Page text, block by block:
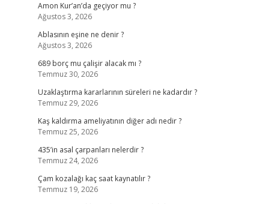
Amon Kur’an’da geçiyor mu ?
Ağustos 3, 2026
Ablasının eşine ne denir ?
Ağustos 3, 2026
689 borç mu çalişir alacak mı ?
Temmuz 30, 2026
Uzaklaştırma kararlarının süreleri ne kadardır ?
Temmuz 29, 2026
Kaş kaldırma ameliyatının diğer adı nedir ?
Temmuz 25, 2026
435’in asal çarpanları nelerdir ?
Temmuz 24, 2026
Çam kozalağı kaç saat kaynatılır ?
Temmuz 19, 2026